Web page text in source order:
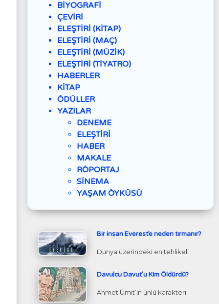
BİYOGRAFİ
ÇEVİRİ
ELEŞTİRİ (KİTAP)
ELEŞTİRİ (MAÇ)
ELEŞTİRİ (MÜZİK)
ELEŞTİRİ (TİYATRO)
HABERLER
KİTAP
ÖDÜLLER
YAZILAR
DENEME
ELEŞTİRİ
HABER
MAKALE
RÖPORTAJ
SİNEMA
YAŞAM ÖYKÜSÜ
Bir insan Everest’e neden tırmanır?
Dünya üzerindeki en tehlikeli
Davulcu Davut’u Kim Öldürdü?
Ahmet Ümit’in ünlü karakteri